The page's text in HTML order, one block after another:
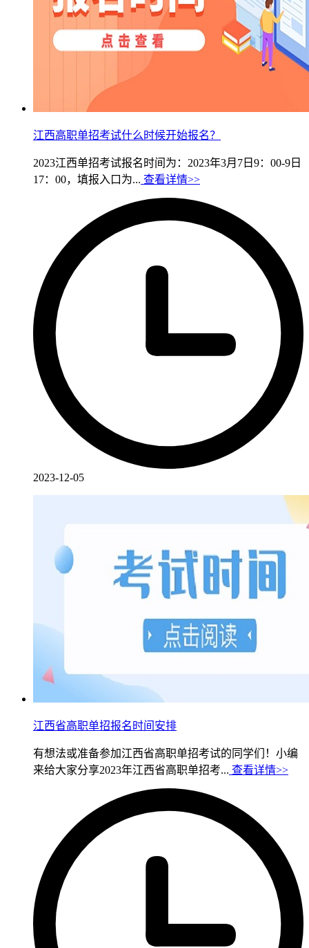
江西高职单招考试什么时候开始报名？
2023江西单招考试报名时间为：2023年3月7日9：00-9日
17：00，填报入口为... 查看详情>>
2023-12-05
江西省高职单招报名时间安排
有想法或准备参加江西省高职单招考试的同学们！小编
来给大家分享2023年江西省高职单招考... 查看详情>>